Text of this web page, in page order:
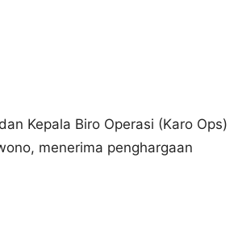
Kepala Biro Operasi (Karo Ops)
menerima penghargaan